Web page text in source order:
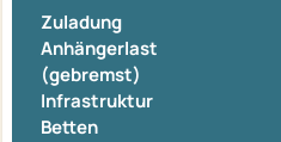
Zuladung
Anhängerlast
(gebremst)
Infrastruktur
Betten